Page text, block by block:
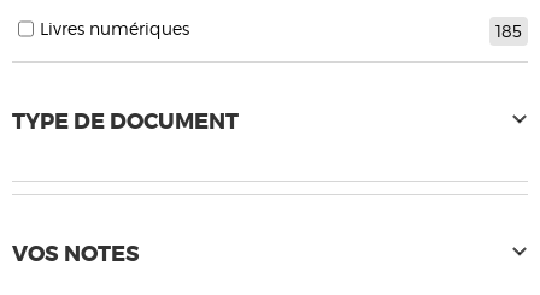
185
Livres numériques
TYPE DE DOCUMENT
VOS NOTES